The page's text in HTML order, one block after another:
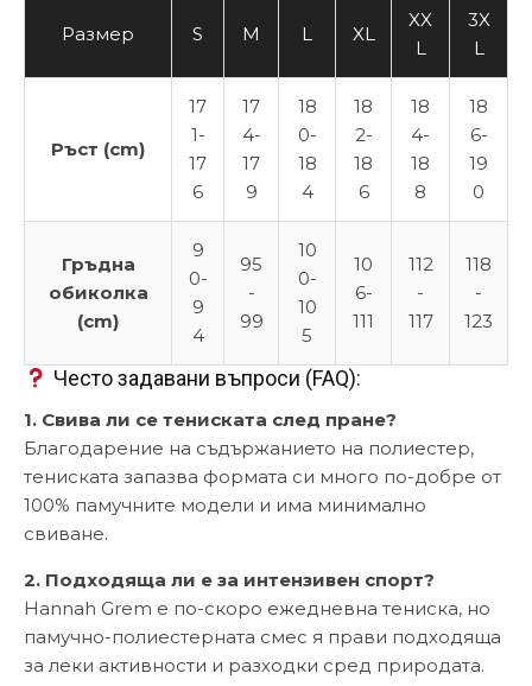
Размер S M L XL
XX
L
3X
L
Ръст (cm)
17
1-
17
6
17
4-
17
9
18
0-
18
4
18
2-
18
6
18
4-
18
8
18
6-
19
0
Гръдна
обиколка
(cm)
9
0-
9
4
95
-
99
10
0-
10
5
10
6-
111
112
-
117
118
-
123
Често задавани въпроси (FAQ):
1. Свива ли се тениската след пране?
Благодарение на съдържанието на полиестер,
тениската запазва формата си много по-добре от
100% памучните модели и има минимално
свиване.
2. Подходяща ли е за интензивен спорт?
Hannah Grem е по-скоро ежедневна тениска, но
памучно-полиестерната смес я прави подходяща
за леки активности и разходки сред природата.